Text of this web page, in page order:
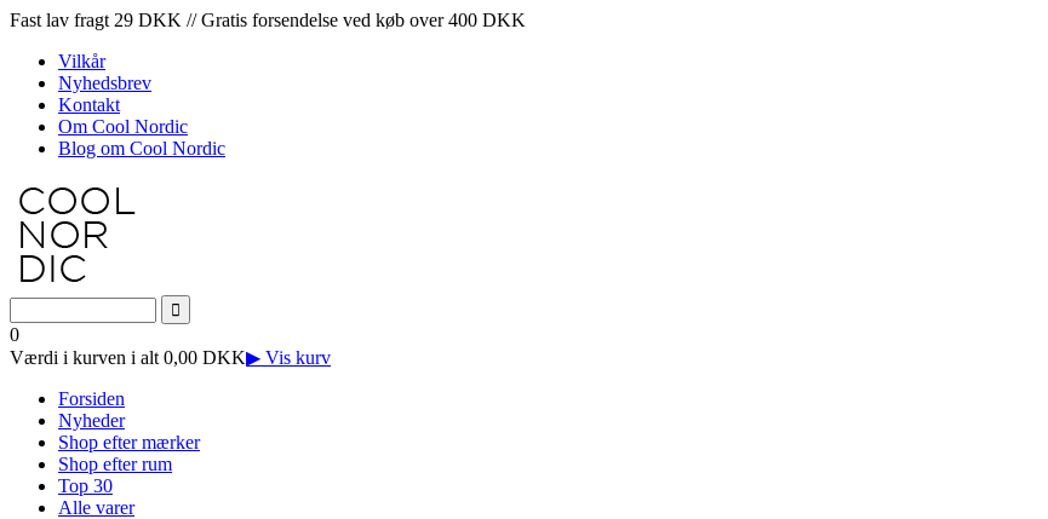
Fast lav fragt 29 DKK // Gratis forsendelse ved køb over 400 DKK
Vilkår
Nyhedsbrev
Kontakt
Om Cool Nordic
Blog om Cool Nordic
0
Værdi i kurven i alt 0,00 DKK▶ Vis kurv
Forsiden
Nyheder
Shop efter mærker
Shop efter rum
Top 30
Alle varer